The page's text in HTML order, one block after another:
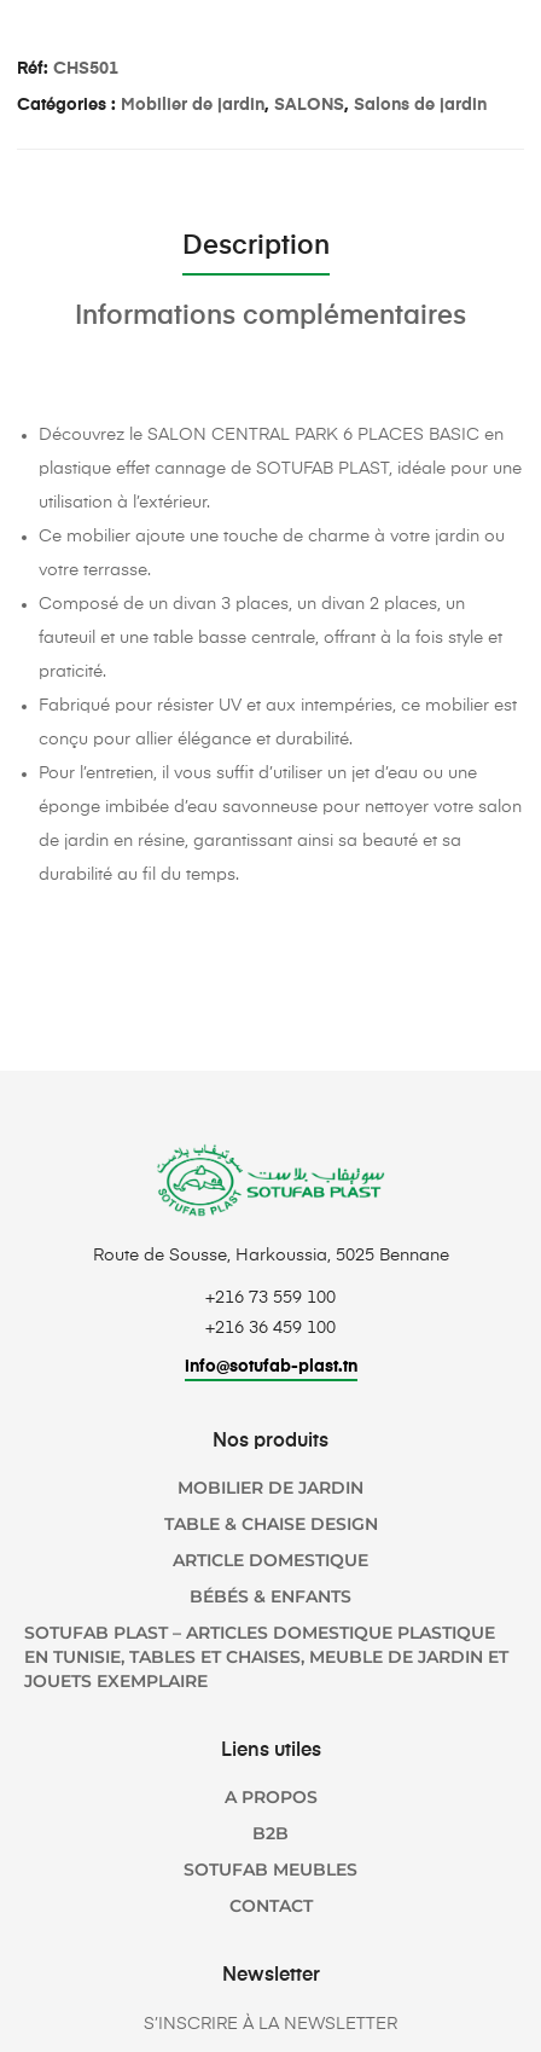
Réf: CHS501
Catégories : Mobilier de jardin, SALONS, Salons de jardin
Description
Informations complémentaires
Découvrez le SALON CENTRAL PARK 6 PLACES BASIC en
plastique effet cannage de SOTUFAB PLAST, idéale pour une
utilisation à l’extérieur.
Ce mobilier ajoute une touche de charme à votre jardin ou
votre terrasse.
Composé de un divan 3 places, un divan 2 places, un
fauteuil et une table basse centrale, offrant à la fois style et
praticité.
Fabriqué pour résister UV et aux intempéries, ce mobilier est
conçu pour allier élégance et durabilité.
Pour l’entretien, il vous suffit d’utiliser un jet d’eau ou une
éponge imbibée d’eau savonneuse pour nettoyer votre salon
de jardin en résine, garantissant ainsi sa beauté et sa
durabilité au fil du temps.
Route de Sousse, Harkoussia, 5025 Bennane
+216 73 559 100
+216 36 459 100
info@sotufab-plast.tn
Nos produits
MOBILIER DE JARDIN
TABLE & CHAISE DESIGN
ARTICLE DOMESTIQUE
BÉBÉS & ENFANTS
SOTUFAB PLAST – ARTICLES DOMESTIQUE PLASTIQUE
EN TUNISIE, TABLES ET CHAISES, MEUBLE DE JARDIN ET
JOUETS EXEMPLAIRE
Liens utiles
A PROPOS
B2B
SOTUFAB MEUBLES
CONTACT
Newsletter
S’INSCRIRE À LA NEWSLETTER